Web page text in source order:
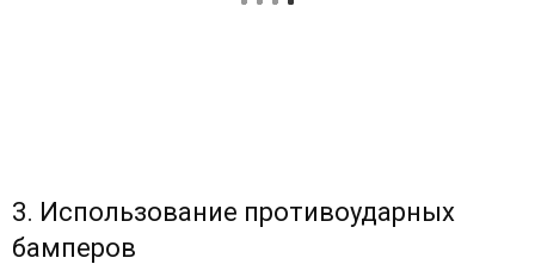
3. Использование противоударных
бамперов